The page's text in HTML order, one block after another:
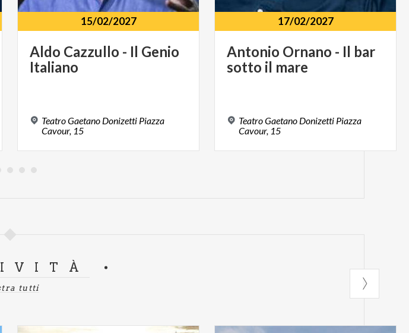
15/02/2027
Aldo Cazzullo - Il Genio
Italiano
Teatro Gaetano Donizetti Piazza
Cavour, 15
17/02/2027
Antonio Ornano - Il bar
sotto il mare
Teatro Gaetano Donizetti Piazza
Cavour, 15
tutti